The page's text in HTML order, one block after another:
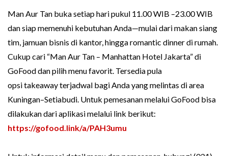
Man Aur Tan buka setiap hari pukul 11.00 WIB –23.00 WIB
dan siap memenuhi kebutuhan Anda—mulai dari makan siang
tim, jamuan bisnis di kantor, hingga romantic dinner di rumah.
Cukup cari “Man Aur Tan – Manhattan Hotel Jakarta” di
GoFood dan pilih menu favorit. Tersedia pula
opsi takeaway terjadwal bagi Anda yang melintas di area
Kuningan–Setiabudi. Untuk pemesanan melalui GoFood bisa
dilakukan dari aplikasi melalui link berikut:
https://gofood.link/a/PAH3umu